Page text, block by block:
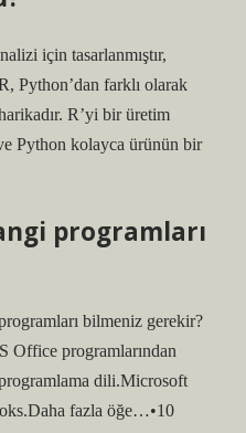
için tasarlanmıştır,
Python’dan farklı olarak
R’yi bir üretim
Python kolayca ürünün bir
programları
bilmeniz gerekir?
Office programlarından
dili.Microsoft
fazla öğe…•10